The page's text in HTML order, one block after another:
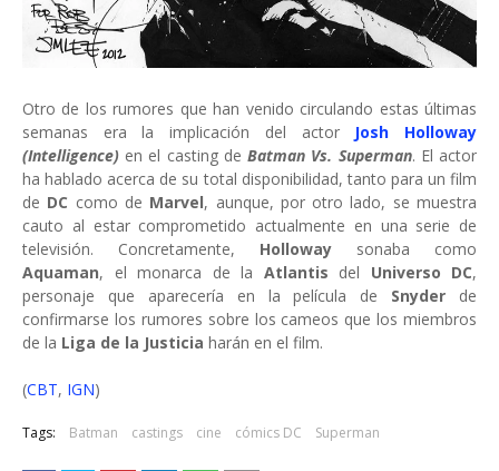
Otro de los rumores que han venido circulando estas últimas
semanas era la implicación del actor Josh Holloway
(Intelligence) en el casting deBatman Vs. Superman. El actor
ha hablado acerca de su total disponibilidad, tanto para un film
de DC como de Marvel, aunque, por otro lado, se muestra
cauto al estar comprometido actualmente en una serie de
televisión. Concretamente, Holloway sonaba como
Aquaman, el monarca de la Atlantis del Universo DC,
personaje que aparecería en la película de Snyder de
confirmarse los rumores sobre los cameos que los miembros
de la Liga de la Justicia harán en el film.
(CBT, IGN)
Tags: Batman castings cine cómics DC Superman